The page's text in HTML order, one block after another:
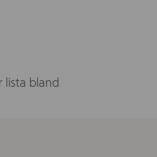
lista bland